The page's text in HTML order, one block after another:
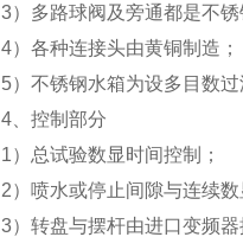
3）多路球阀及旁通都是不锈
4）各种连接头由黄铜制造；
5）不锈钢水箱为设多目数过
4、控制部分
1）总试验数显时间控制；
2）喷水或停止间隙与连续数
3）转盘与摆杆由进口变频器